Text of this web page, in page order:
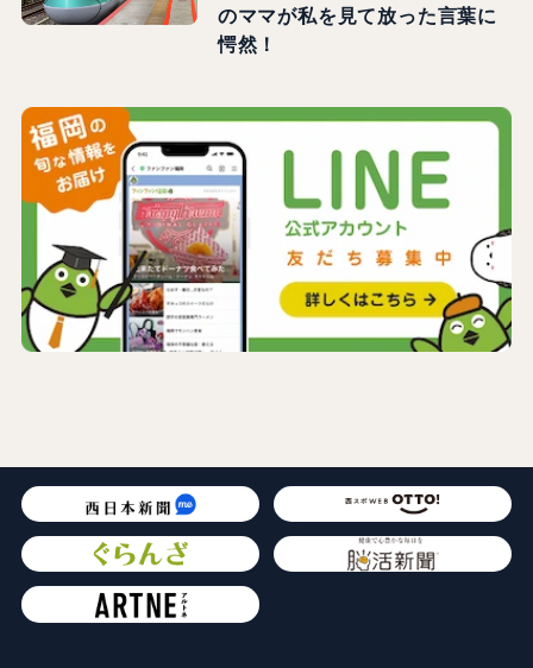
のママが私を見て放った言葉に
愕然！